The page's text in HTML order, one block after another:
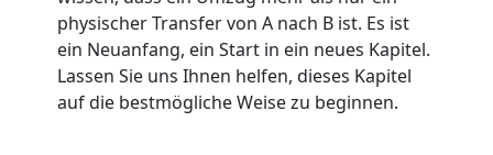
physischer Transfer von A nach B ist. Es ist
ein Neuanfang, ein Start in ein neues Kapitel.
Lassen Sie uns Ihnen helfen, dieses Kapitel
auf die bestmögliche Weise zu beginnen.
Feldkirch